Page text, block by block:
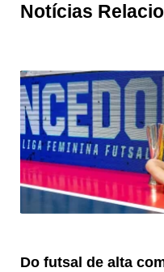
Notícias
Do futsal de alta